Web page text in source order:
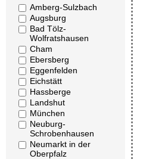
Amberg-Sulzbach
Augsburg
Bad Tölz-
Wolfratshausen
Cham
Ebersberg
Eggenfelden
Eichstätt
Hassberge
Landshut
München
Neuburg-
Schrobenhausen
Neumarkt in der
Oberpfalz